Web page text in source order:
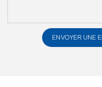
ENVOYER UNE